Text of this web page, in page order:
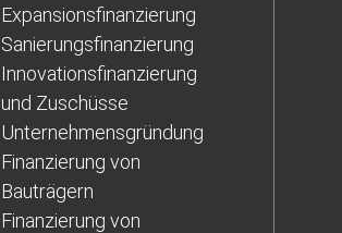
Expansionsfinanzierung
Sanierungsfinanzierung
Innovationsfinanzierung
und Zuschüsse
Unternehmensgründung
Finanzierung von
Bauträgern
Finanzierung von